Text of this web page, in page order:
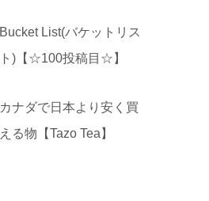
Bucket List(バケットリス
ト)【☆100投稿目☆】
カナダで日本より安く買
える物【Tazo Tea】